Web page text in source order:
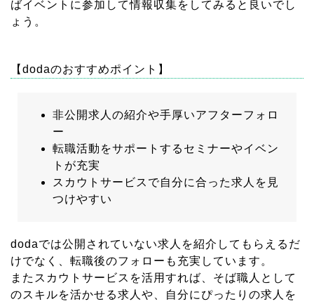
ばイベントに参加して情報収集をしてみると良いでし
ょう。
【dodaのおすすめポイント】
非公開求人の紹介や手厚いアフターフォロ
ー
転職活動をサポートするセミナーやイベン
トが充実
スカウトサービスで自分に合った求人を見
つけやすい
dodaでは公開されていない求人を紹介してもらえるだ
けでなく、転職後のフォローも充実しています。
またスカウトサービスを活用すれば、そば職人として
のスキルを活かせる求人や、自分にぴったりの求人を